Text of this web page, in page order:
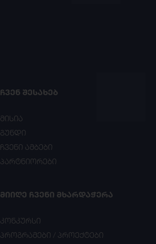
ᲩᲕᲔᲜ ᲨᲔᲡᲐᲮᲔᲑ
მისია
გუნდი
ჩვენი ამბები
პარტნიორები
ᲛᲘᲘᲦᲔ ᲩᲕᲔᲜᲘ ᲛᲮᲐᲠᲓᲐᲭᲔᲠᲐ
კონკურსი
პროგრამები / პროექტები